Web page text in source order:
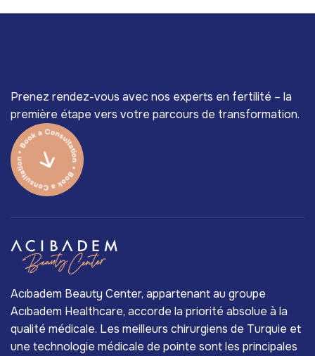
Prenez rendez-vous avec nos experts en fertilité – la
première étape vers votre parcours de transformation.
Acıbadem Beauty Center, appartenant au groupe
Acıbadem Healthcare, accorde la priorité absolue à la
qualité médicale. Les meilleurs chirurgiens de Turquie et
une technologie médicale de pointe sont les principales